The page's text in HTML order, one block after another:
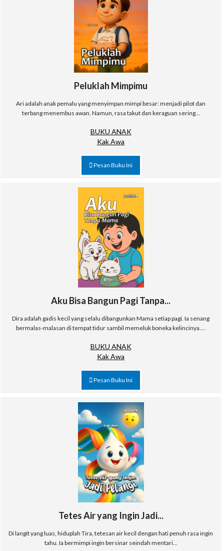
Peluklah Mimpimu
Ari adalah anak pemalu yang menyimpan mimpi besar: menjadi pilot dan
terbang menembus awan. Namun, rasa takut dan keraguan sering...
BUKU ANAK
Kak Awa
Pesan Buku Ini
Aku Bisa Bangun Pagi Tanpa...
Dira adalah gadis kecil yang selalu dibangunkan Mama setiap pagi. Ia senang
bermalas-malasan di tempat tidur sambil memeluk boneka kelincinya....
BUKU ANAK
Kak Awa
Pesan Buku Ini
Tetes Air yang Ingin Jadi...
Di langit yang luas, hiduplah Tira, tetesan air kecil dengan hati penuh rasa ingin
tahu. Ia bermimpi ingin bersinar seindah mentari...